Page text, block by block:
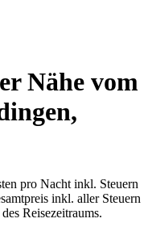
Nähe vom
pro Nacht inkl. Steuern
inkl. aller Steuern
Reisezeitraums.